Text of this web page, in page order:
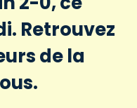
Retrouvez
de la